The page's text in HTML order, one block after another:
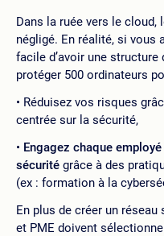
Dans la ruée vers le
négligé. En réalité, si vous
facile d’avoir une
protéger 500 ordinateurs
Réduisez vos risques
centrée sur la sécurité,
Engagez chaque
sécurité grâce à des
(ex : formation à la
En plus de créer un
et PME doivent